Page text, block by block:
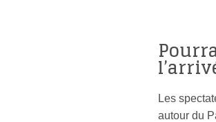
Les
autour du